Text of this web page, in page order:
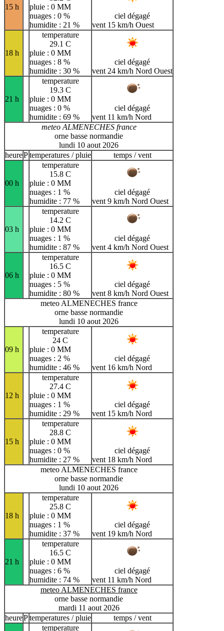
15 h
pluie : 0 MM
nuages : 0 %
humidite : 21 %
ciel dégagé
vent 15 km/h Ouest
18 h
temperature
29.1 C
pluie : 0 MM
nuages : 8 %
humidite : 30 %
ciel dégagé
vent 24 km/h Nord Ouest
21 h
temperature
19.3 C
pluie : 0 MM
nuages : 0 %
humidite : 69 %
ciel dégagé
vent 11 km/h Nord
meteo ALMENECHES france
orne basse normandie
lundi 10 aout 2026
heurePtemperatures / pluie temps / vent
00 h
temperature
15.8 C
pluie : 0 MM
nuages : 1 %
humidite : 77 %
ciel dégagé
vent 9 km/h Nord Ouest
03 h
temperature
14.2 C
pluie : 0 MM
nuages : 1 %
humidite : 87 %
ciel dégagé
vent 4 km/h Nord Ouest
06 h
temperature
16.5 C
pluie : 0 MM
nuages : 5 %
humidite : 80 %
ciel dégagé
vent 8 km/h Nord Ouest
meteo ALMENECHES france
orne basse normandie
lundi 10 aout 2026
09 h
temperature
24 C
pluie : 0 MM
nuages : 2 %
humidite : 46 %
ciel dégagé
vent 16 km/h Nord
12 h
temperature
27.4 C
pluie : 0 MM
nuages : 1 %
humidite : 29 %
ciel dégagé
vent 15 km/h Nord
15 h
temperature
28.8 C
pluie : 0 MM
nuages : 0 %
humidite : 27 %
ciel dégagé
vent 18 km/h Nord
meteo ALMENECHES france
orne basse normandie
lundi 10 aout 2026
18 h
temperature
25.8 C
pluie : 0 MM
nuages : 1 %
humidite : 37 %
ciel dégagé
vent 19 km/h Nord
21 h
temperature
16.5 C
pluie : 0 MM
nuages : 6 %
humidite : 74 %
ciel dégagé
vent 11 km/h Nord
meteo ALMENECHES france
orne basse normandie
mardi 11 aout 2026
heurePtemperatures / pluie
temps / vent
temperature